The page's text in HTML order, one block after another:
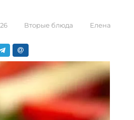
Вторые блюда
Елена